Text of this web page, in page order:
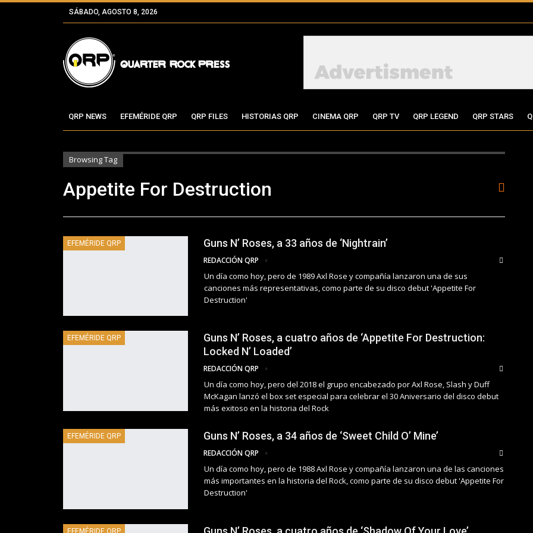
SÁBADO, AGOSTO 8, 2026
QRP NEWS EFEMÉRIDE QRP QRP FILES HISTORIAS QRP CINEMA QRP QRP TV QRP LEGEND QRP STARS
Browsing Tag
Appetite For Destruction
EFEMÉRIDE QRP Guns N’ Roses, a 33 años de ‘Nightrain’
REDACCIÓN QRP
Un día como hoy, pero de 1989 Axl Rose y compañía lanzaron una de sus
canciones más representativas, como parte de su disco debut 'Appetite For
Destruction'
EFEMÉRIDE QRP
Guns N’ Roses, a cuatro años de ‘Appetite For Destruction:
Locked N’ Loaded’
REDACCIÓN QRP
Un día como hoy, pero del 2018 el grupo encabezado por Axl Rose, Slash y Duff
McKagan lanzó el box set especial para celebrar el 30 Aniversario del disco debut
más exitoso en la historia del Rock
EFEMÉRIDE QRP Guns N’ Roses, a 34 años de ‘Sweet Child O’ Mine’
REDACCIÓN QRP
Un día como hoy, pero de 1988 Axl Rose y compañía lanzaron una de las canciones
más importantes en la historia del Rock, como parte de su disco debut 'Appetite For
Destruction'
EFEMÉRIDE QRP